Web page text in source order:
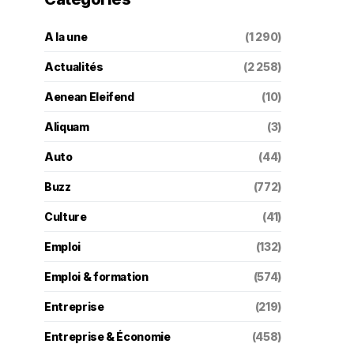
A la une (1 290)
Actualités (2 258)
Aenean Eleifend (10)
Aliquam (3)
Auto (44)
Buzz (772)
Culture (41)
Emploi (132)
Emploi & formation (574)
Entreprise (219)
Entreprise & Économie (458)